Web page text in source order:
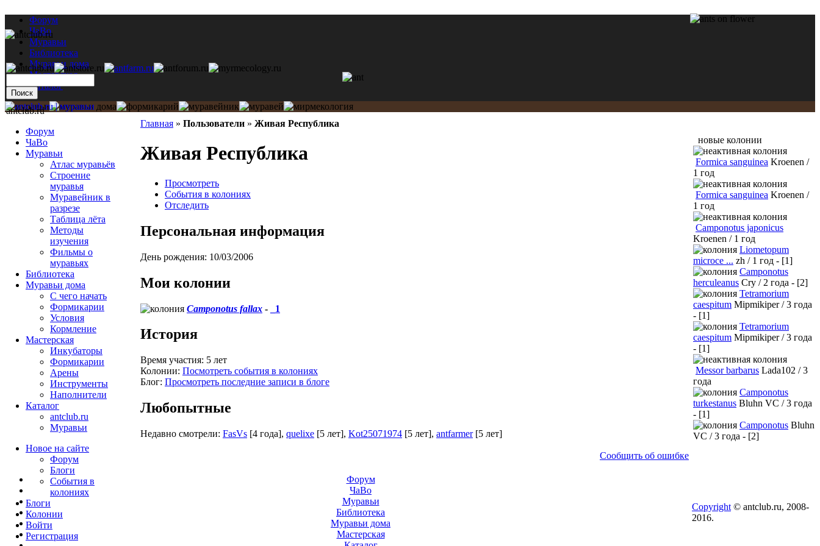
Форум
ЧаВо
Муравьи
Библиотека
Муравьи дома
Мастерская
Каталог
Главная » Пользователи » Живая Республика
Живая Республика
Просмотреть
События в колониях
Отследить
Персональная информация
День рождения: 10/03/2006
Мои колонии
Camponotus fallax - _1
История
Время участия: 5 лет
Колонии: Посмотреть события в колониях
Блог: Просмотреть последние записи в блоге
Любопытные
Недавно смотрели: FasVs [4 года], quelixe [5 лет], Kot25071974 [5 лет], antfarmer [5 лет]
Сообщить об ошибке
antclub.ru
Форум
ЧаВо
Муравьи
Атлас муравьёв
Строение
муравья
Муравейник в
разрезе
Таблица лёта
Методы
изучения
Фильмы о
муравьях
Библиотека
Муравьи дома
С чего начать
Формикарии
Условия
Кормление
Мастерская
Инкубаторы
Формикарии
Арены
Инструменты
Наполнители
Каталог
antclub.ru
Муравьи
Новое на сайте
Форум
Блоги
События в
колониях
Блоги
Колонии
Войти
Peгиcтpaция
новые колонии
Formica sanguinea Kroenen /
1 год
Formica sanguinea Kroenen /
1 год
Camponotus japonicus
Kroenen / 1 год
Liometopum
microce ... zh / 1 год - [1]
Camponotus
herculeanus Cry / 2 года - [2]
Tetramorium
caespitum Mipmikiper / 3 года
- [1]
Tetramorium
caespitum Mipmikiper / 3 года
- [1]
Messor barbarus Lada102 / 3
года
Camponotus
turkestanus Bluhn VC / 3 года
- [1]
Camponotus Bluhn
VC / 3 года - [2]
Форум
ЧаВо
Муравьи
Библиотека
Муравьи дома
Мастерская
Copyright © antclub.ru, 2008-
2016.